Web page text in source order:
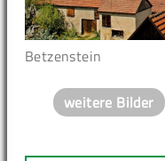
Betzenstein
weitere Bilder